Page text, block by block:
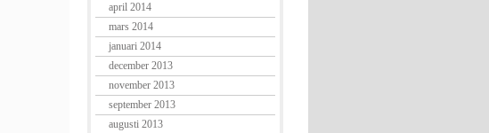
april 2014
mars 2014
januari 2014
december 2013
november 2013
september 2013
augusti 2013